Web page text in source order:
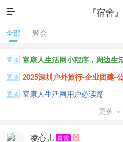
 『宿舍』
全部 聚会
置顶 富康人生活网小程序，周边生
置顶 2025深圳户外旅行-企业团建-
置顶 富康人生活网用户必读篇
富康人生活网APP客户端5.1更
更多 
凌心儿 貴賓 